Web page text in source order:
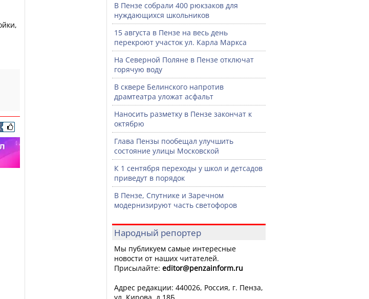
В Пензе собрали 400 рюкзаков для
нуждающихся школьников
15 августа в Пензе на весь день
перекроют участок ул. Карла Маркса
На Северной Поляне в Пензе отключат
горячую воду
В сквере Белинского напротив
драмтеатра уложат асфальт
Наносить разметку в Пензе закончат к
октябрю
Глава Пензы пообещал улучшить
состояние улицы Московской
К 1 сентября переходы у школ и детсадов
приведут в порядок
В Пензе, Спутнике и Заречном
модернизируют часть светофоров
Народный репортер
Мы публикуем самые интересные
новости от наших читателей.
Присылайте: editor@penzainform.ru
Адрес редакции: 440026, Россия, г. Пенза,